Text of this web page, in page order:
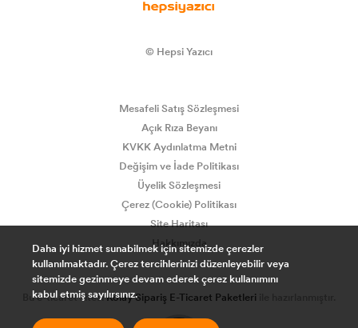
© Hepsi Yazıcı
Mesafeli Satış Sözleşmesi
Açık Rıza Beyanı
KVKK Aydınlatma Metni
Değişim ve İade Politikası
Üyelik Sözleşmesi
Çerez (Cookie) Politikası
Site Haritası
Hakkımızda
Bu e-ticaret sitesiKolay Sipariş E-Ticaret Paketleri
Daha iyi hizmet sunabilmek için sitemizde çerezler
kullanılmaktadır. Çerez tercihlerinizi düzenleyebilir veya
sitemizde gezinmeye devam ederek çerez kullanımını
kabul etmiş sayılırsınız.